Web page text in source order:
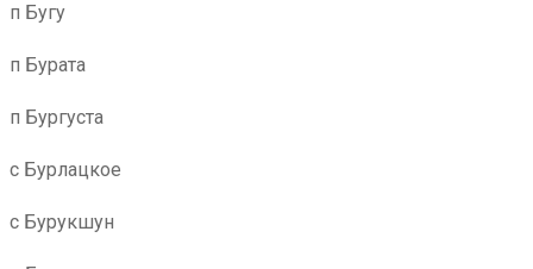
п Бугу
п Бурата
п Бургуста
с Бурлацкое
с Бурукшун